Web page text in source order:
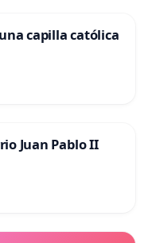
capilla católica
Juan Pablo II